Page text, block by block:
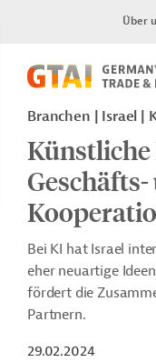
Über
Branchen | Israel |
Bei KI hat Israel
eher neuartige
fördert die
Partnern.
29.02.2024